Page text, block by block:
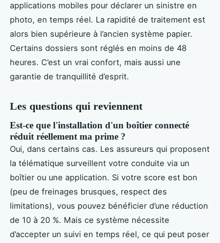
applications mobiles pour déclarer un sinistre en
photo, en temps réel. La rapidité de traitement est
alors bien supérieure à l’ancien système papier.
Certains dossiers sont réglés en moins de 48
heures. C’est un vrai confort, mais aussi une
garantie de tranquillité d’esprit.
Les questions qui reviennent
Est-ce que l'installation d'un boîtier connecté
réduit réellement ma prime ?
Oui, dans certains cas. Les assureurs qui proposent
la télématique surveillent votre conduite via un
boîtier ou une application. Si votre score est bon
(peu de freinages brusques, respect des
limitations), vous pouvez bénéficier d’une réduction
de 10 à 20 %. Mais ce système nécessite
d’accepter un suivi en temps réel, ce qui peut poser